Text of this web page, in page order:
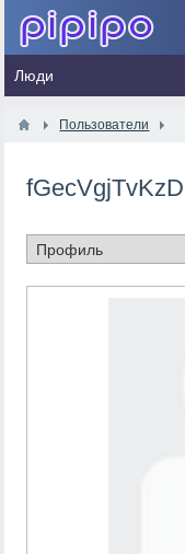
Пользователи
fGecVgjTvKzD